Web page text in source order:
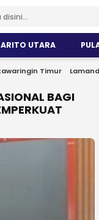
UTARA
Timur
BAGI